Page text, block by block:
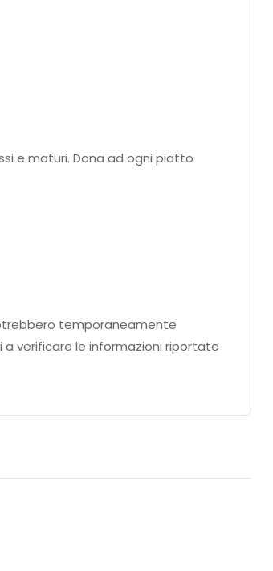
e maturi. Dona ad ogni piatto
temporaneamente
verificare le informazioni riportate